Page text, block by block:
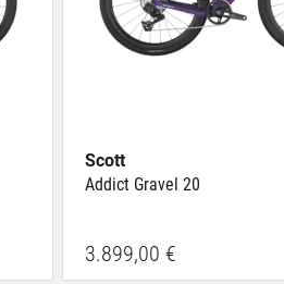
Scott
Addict Gravel 20
3.899,00 €